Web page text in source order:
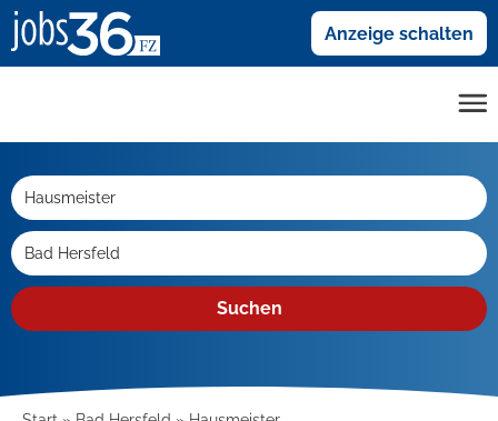
Anzeige schalten
Suchen